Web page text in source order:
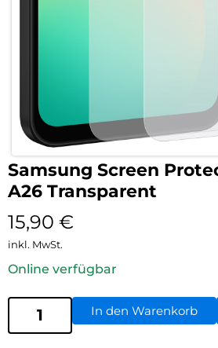
Samsung Screen
A26 Transparent
15,90 €
inkl. MwSt.
Online verfügbar
In den Warenkorb